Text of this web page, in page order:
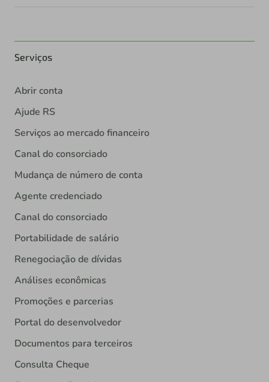
Serviços
Abrir conta
Ajude RS
Serviços ao mercado financeiro
Canal do consorciado
Mudança de número de conta
Agente credenciado
Canal do consorciado
Portabilidade de salário
Renegociação de dívidas
Análises econômicas
Promoções e parcerias
Portal do desenvolvedor
Documentos para terceiros
Consulta Cheque